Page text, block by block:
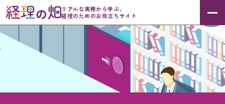
リアルな実務から学ぶ、
経理のためのお役立ちサイト